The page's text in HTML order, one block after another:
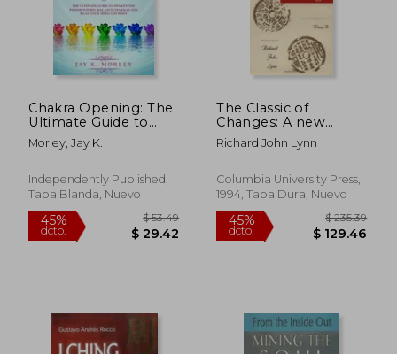
45%
dcto.
45%
dcto.
Chakra Opening: The
Ultimate Guide to
Awaken the Power
Within, Balance
Your Mind and Body
(en Inglés)
Morley, Jay K.
Independently Published,
Tapa Blanda, Nuevo
The Classic of
Changes: A new
Translation of the i
Ching as Interpreted
(Translations From
the Asian Classics) (en
Richard John Lynn
Columbia University Press,
1994, Tapa Dura, Nuevo